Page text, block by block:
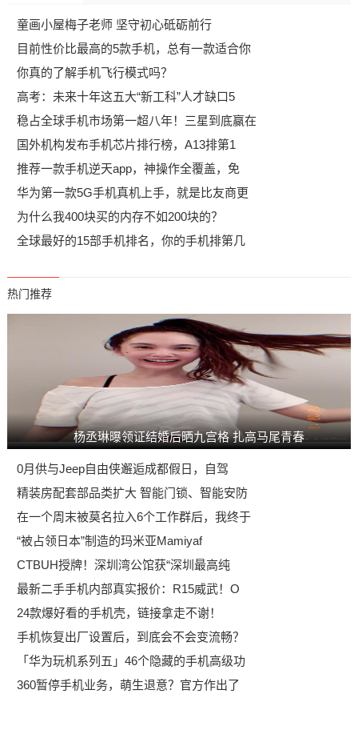
童画小屋梅子老师 坚守初心砥砺前行
目前性价比最高的5款手机，总有一款适合你
你真的了解手机飞行模式吗？
高考：未来十年这五大“新工科”人才缺口5
稳占全球手机市场第一超八年！三星到底赢在
国外机构发布手机芯片排行榜，A13排第1
推荐一款手机逆天app，神操作全覆盖，免
华为第一款5G手机真机上手，就是比友商更
为什么我400块买的内存不如200块的？
全球最好的15部手机排名，你的手机排第几
热门推荐
杨丞琳曝领证结婚后晒九宫格 扎高马尾青春
0月供与Jeep自由侠邂逅成都假日，自驾
精装房配套部品类扩大 智能门锁、智能安防
在一个周末被莫名拉入6个工作群后，我终于
“被占领日本”制造的玛米亚Mamiyaf
CTBUH授牌！深圳湾公馆获“深圳最高纯
最新二手手机内部真实报价：R15威武！O
24款爆好看的手机壳，链接拿走不谢！
手机恢复出厂设置后，到底会不会变流畅？
「华为玩机系列五」46个隐藏的手机高级功
360暂停手机业务，萌生退意？官方作出了